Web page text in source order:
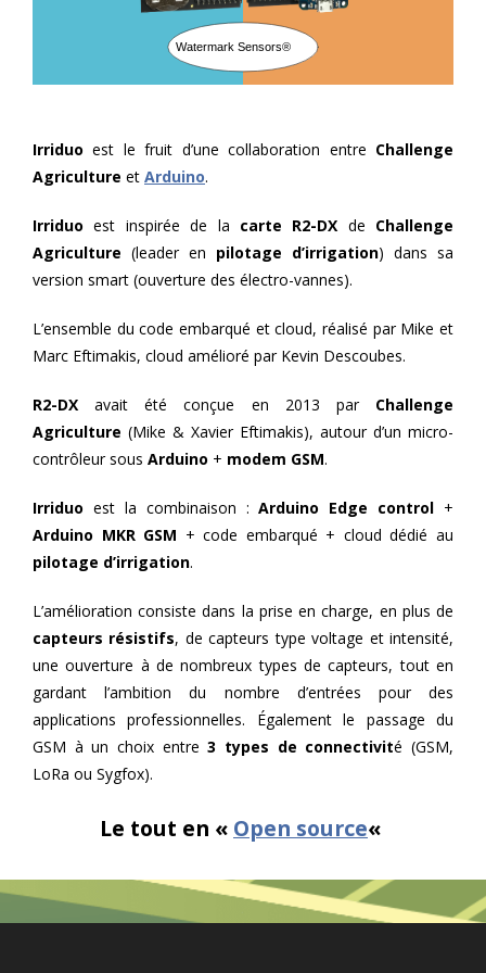
Watermark Sensors®
Irriduo est le fruit d’une collaboration entre Challenge
Agriculture et Arduino.
Irriduo est inspirée de la carte R2-DX de Challenge
Agriculture (leader en pilotage d’irrigation) dans sa
version smart (ouverture des électro-vannes).
L’ensemble du code embarqué et cloud, réalisé par Mike et
Marc Eftimakis, cloud amélioré par Kevin Descoubes.
R2-DX avait été conçue en 2013 par Challenge
Agriculture (Mike & Xavier Eftimakis), autour d’un micro-
contrôleur sous Arduino + modem GSM.
Irriduo est la combinaison :Arduino Edge control +
Arduino MKR GSM + code embarqué + cloud dédié au
pilotage d’irrigation.
L’amélioration consiste dans la prise en charge, en plus de
capteurs résistifs, de capteurs type voltage et intensité,
une ouverture à de nombreux types de capteurs, tout en
gardant l’ambition du nombre d’entrées pour des
applications professionnelles. Également le passage du
GSM à un choix entre3 types de connectivité (GSM,
LoRa ou Sygfox).
Le tout en « Open source«